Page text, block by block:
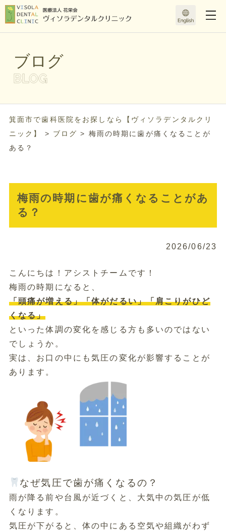
ブログ
箕面市で歯科医院をお探しなら【ヴィソラデンタルクリ
ニック】
> ブログ > 梅雨の時期に歯が痛くなることが
ある？
梅雨の時期に歯が痛くなることがあ
る？
2026/06/23
こんにちは！アシストチームです！
梅雨の時期になると、
「頭痛が増える」「体がだるい」「肩こりがひど
くなる」
といった体調の変化を感じる方も多いのではない
でしょうか。
実は、お口の中にも気圧の変化が影響することが
あります。
なぜ気圧で歯が痛くなるの？
雨が降る前や台風が近づくと、大気中の気圧が低
くなります。
気圧が下がると、体の中にある空気や組織がわず